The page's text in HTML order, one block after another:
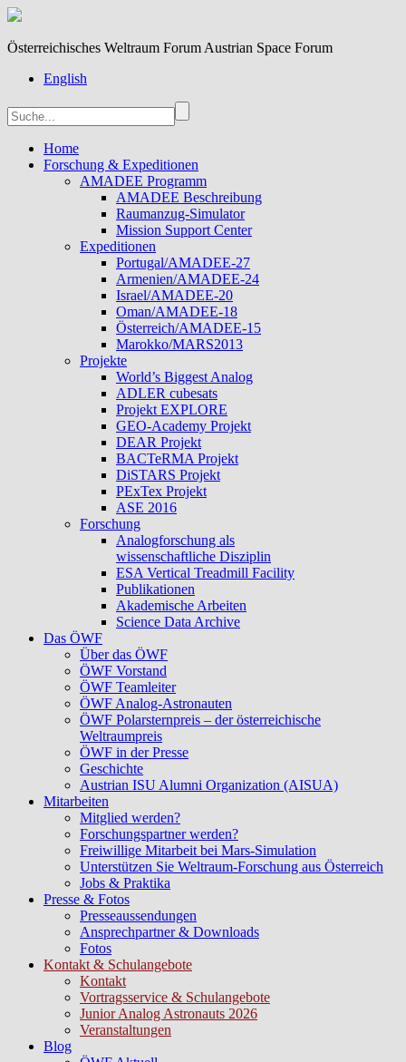
Österreichisches Weltraum Forum Austrian Space Forum
English
Home
Forschung & Expeditionen
AMADEE Programm
AMADEE Beschreibung
Raumanzug-Simulator
Mission Support Center
Expeditionen
Portugal/AMADEE-27
Armenien/AMADEE-24
Israel/AMADEE-20
Oman/AMADEE-18
Österreich/AMADEE-15
Marokko/MARS2013
Projekte
World’s Biggest Analog
ADLER cubesats
Projekt EXPLORE
GEO-Academy Projekt
DEAR Projekt
BACTeRMA Projekt
DiSTARS Projekt
PExTex Projekt
ASE 2016
Forschung
Analogforschung als
wissenschaftliche Disziplin
ESA Vertical Treadmill Facility
Publikationen
Akademische Arbeiten
Science Data Archive
Das ÖWF
Über das ÖWF
ÖWF Vorstand
ÖWF Teamleiter
ÖWF Analog-Astronauten
ÖWF Polarsternpreis – der österreichische
Weltraumpreis
ÖWF in der Presse
Geschichte
Austrian ISU Alumni Organization (AISUA)
Mitarbeiten
Mitglied werden?
Forschungspartner werden?
Freiwillige Mitarbeit bei Mars-Simulation
Unterstützen Sie Weltraum-Forschung aus Österreich
Jobs & Praktika
Presse & Fotos
Presseaussendungen
Ansprechpartner & Downloads
Fotos
Kontakt & Schulangebote
Kontakt
Vortragsservice & Schulangebote
Junior Analog Astronauts 2026
Veranstaltungen
Blog